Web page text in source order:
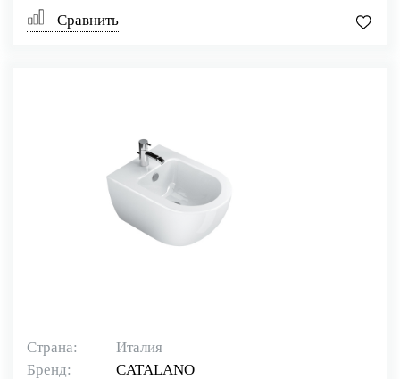
Сравнить
Страна:
Италия
Бренд:
CATALANO